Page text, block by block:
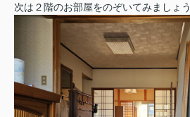
次は２階のお部屋をのぞいてみましょう